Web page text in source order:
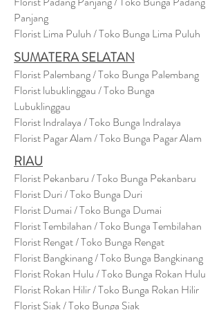
Panjang
Florist Lima Puluh / Toko Bunga Lima Puluh
SUMATERA SELATAN
Florist Palembang / Toko Bunga Palembang
Florist lubuklinggau / Toko Bunga
Lubuklinggau
Florist Indralaya / Toko Bunga Indralaya
Florist Pagar Alam / Toko Bunga Pagar Alam
RIAU
Florist Pekanbaru / Toko Bunga Pekanbaru
Florist Duri / Toko Bunga Duri
Florist Dumai / Toko Bunga Dumai
Florist Tembilahan / Toko Bunga Tembilahan
Florist Rengat / Toko Bunga Rengat
Florist Bangkinang / Toko Bunga Bangkinang
Florist Rokan Hulu / Toko Bunga Rokan Hulu
Florist Rokan Hilir / Toko Bunga Rokan Hilir
Florist Siak / Toko Bunga Siak